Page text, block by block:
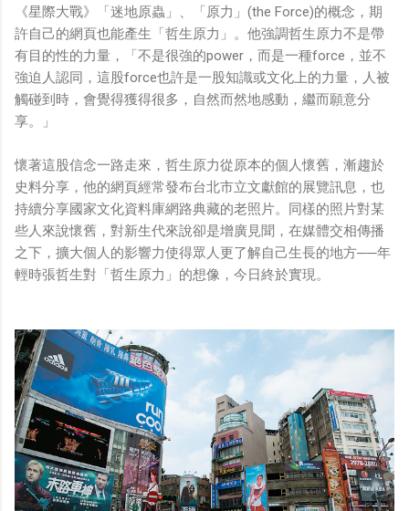
《星際大戰》「迷地原蟲」、「原力」(the Force)的概念，期
許自己的網頁也能產生「哲生原力」。他強調哲生原力不是帶
有目的性的力量，「不是很強的power，而是一種force，並不
強迫人認同，這股force也許是一股知識或文化上的力量，人被
觸碰到時，會覺得獲得很多，自然而然地感動，繼而願意分
享。」
懷著這股信念一路走來，哲生原力從原本的個人懷舊，漸趨於
史料分享，他的網頁經常發布台北市立文獻館的展覽訊息，也
持續分享國家文化資料庫網路典藏的老照片。同樣的照片對某
些人來說懷舊，對新生代來說卻是增廣見聞，在媒體交相傳播
之下，擴大個人的影響力使得眾人更了解自己生長的地方──年
輕時張哲生對「哲生原力」的想像，今日終於實現。